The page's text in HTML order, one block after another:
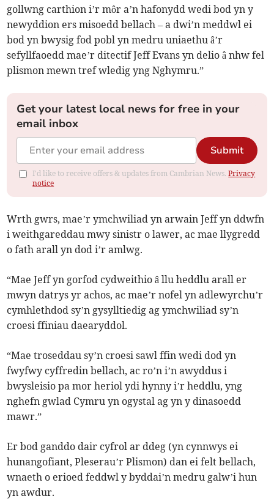
gollwng carthion i’r môr a’n hafonydd wedi bod yn y
newyddion ers misoedd bellach – a dwi’n meddwl ei
bod yn bwysig fod pobl yn medru uniaethu â’r
sefyllfaoedd mae’r ditectif Jeff Evans yn delio â nhw fel
plismon mewn tref wledig yng Nghymru.”
Get your latest local news for free in your
email inbox
Submit
I'd like to receive offers & updates from Cambrian News.Privacy
notice
Wrth gwrs, mae’r ymchwiliad yn arwain Jeff yn ddwfn
i weithgareddau mwy sinistr o lawer, ac mae llygredd
o fath arall yn dod i’r amlwg.
“Mae Jeff yn gorfod cydweithio â llu heddlu arall er
mwyn datrys yr achos, ac mae’r nofel yn adlewyrchu’r
cymhlethdod sy’n gysylltiedig ag ymchwiliad sy’n
croesi ffiniau daearyddol.
“Mae troseddau sy’n croesi sawl ffin wedi dod yn
fwyfwy cyffredin bellach, ac ro’n i’n awyddus i
bwysleisio pa mor heriol ydi hynny i’r heddlu, yng
nghefn gwlad Cymru yn ogystal ag yn y dinasoedd
mawr.”
Er bod ganddo dair cyfrol ar ddeg (yn cynnwys ei
hunangofiant, Pleserau’r Plismon) dan ei felt bellach,
wnaeth o erioed feddwl y byddai’n medru galw’i hun
yn awdur.